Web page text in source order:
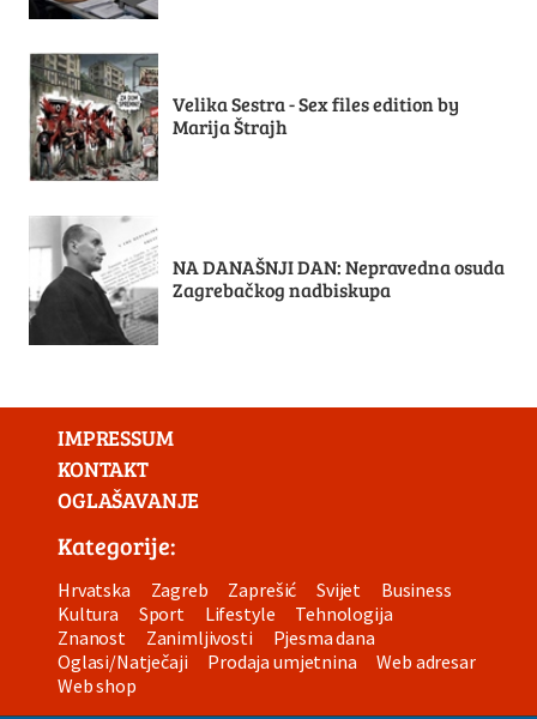
Velika Sestra - Sex files edition by
Marija Štrajh
NA DANAŠNJI DAN: Nepravedna osuda
Zagrebačkog nadbiskupa
IMPRESSUM
KONTAKT
OGLAŠAVANJE
Kategorije:
Hrvatska Zagreb Zaprešić Svijet
Business
Kultura
Sport Lifestyle
Tehnologija
Znanost
Zanimljivosti
Pjesma dana
Oglasi/Natječaji
Prodaja umjetnina
Web adresar
Web shop